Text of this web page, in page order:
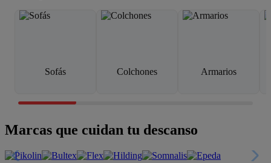
Sofás Colchones Armarios
Marcas que cuidan tu descanso